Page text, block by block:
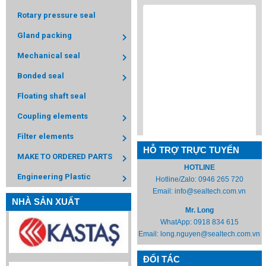
Rotary pressure seal
Gland packing
Mechanical seal
Bonded seal
Floating shaft seal
Coupling elements
Filter elements
MAKE TO ORDERED PARTS
Engineering Plastic
NHÀ SẢN XUẤT
HỖ TRỢ TRỰC TUYẾN
HOTLINE
Hotline/Zalo: 0946 265 720
Email:info@sealtech.com.vn
Mr. Long
WhatApp: 0918 834 615
Email: long.nguyen@sealtech.com.vn
ĐỐI TÁC